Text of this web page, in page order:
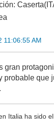
11:06:55 AM
gran
probable que
Italia ha sido